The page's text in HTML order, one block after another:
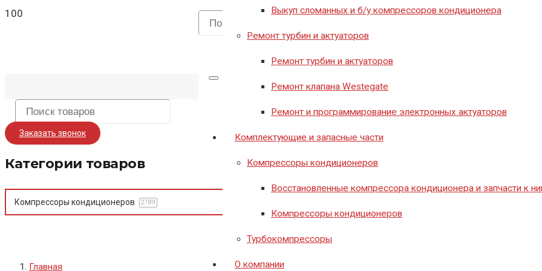
8 (351) 776-20-40
Заказать звонок
Выкуп сломанных и б/у компрессоров кондиционера
Ремонт турбин и актуаторов
Ремонт турбин и актуаторов
Ремонт клапана Westegate
Ремонт и программирование электронных актуаторов
Комплектующие и запасные части
Компрессоры кондиционеров
Восстановленные компрессора кондиционера и запчасти к
Компрессоры кондиционеров
Турбокомпрессоры
О компании
Заказать звонок
Категории товаров
Компрессоры кондиционеров 2789
Главная